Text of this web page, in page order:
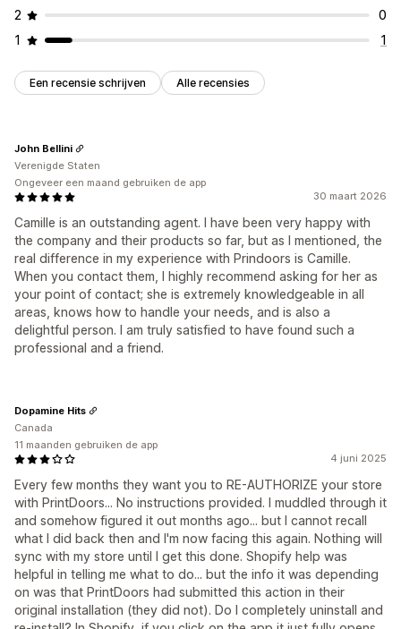
Verzendopties
Wereldwijde fulfilment
Bestellingen volgen
2
0
1
1
Een recensie schrijven Alle recensies
30 maart 2026
Camille is an outstanding agent. I have been very happy with
the company and their products so far, but as I mentioned, the
real difference in my experience with Prindoors is Camille.
When you contact them, I highly recommend asking for her as
your point of contact; she is extremely knowledgeable in all
areas, knows how to handle your needs, and is also a
delightful person. I am truly satisfied to have found such a
professional and a friend.
John Bellini
Verenigde Staten
Ongeveer een maand gebruiken de app
4 juni 2025
Every few months they want you to RE-AUTHORIZE your store
with PrintDoors... No instructions provided. I muddled through it
and somehow figured it out months ago... but I cannot recall
what I did back then and I'm now facing this again. Nothing will
sync with my store until I get this done. Shopify help was
helpful in telling me what to do... but the info it was depending
on was that PrintDoors had submitted this action in their
original installation (they did not). Do I completely uninstall and
Dopamine Hits
Canada
11 maanden gebruiken de app